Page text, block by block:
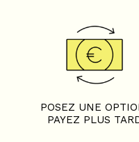
POSEZ UNE
PAYEZ PLUS